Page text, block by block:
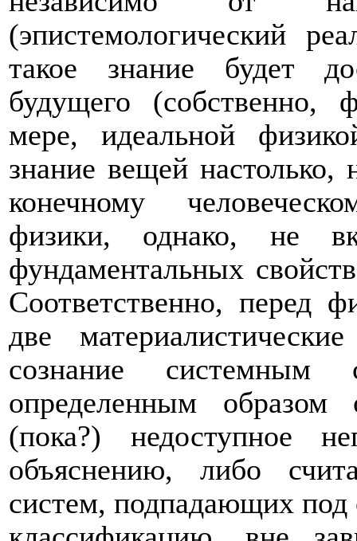
(эпистемологический
такое знание будет
будущего (собственно,
мере, идеальной
знание вещей настолько,
конечному
физики, однако, не
фундаментальных
Соответственно, перед
две
сознание системным
определенным образом
(пока?) недоступное
объяснению, либо
систем, подпадающих